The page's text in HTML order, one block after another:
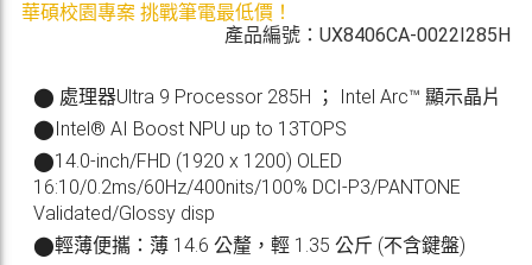
華碩校園專案 挑戰筆電最低價！
產品編號：UX8406CA-0022I285H
⬤ 處理器Ultra 9 Processor 285H ； Intel Arc™ 顯示晶片
⬤Intel® AI Boost NPU up to 13TOPS
⬤14.0-inch/FHD (1920 x 1200) OLED
16:10/0.2ms/60Hz/400nits/100% DCI-P3/PANTONE
Validated/Glossy disp
⬤輕薄便攜：薄 14.6 公釐，輕 1.35 公斤 (不含鍵盤)